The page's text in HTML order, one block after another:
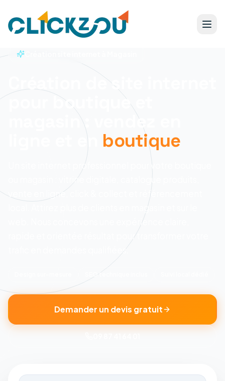
Création de site internet
pour boutique et
magasin : vendez en
ligne et en
boutique
Un site internet professionnel pour votre boutique
ou magasin : vitrine digitale, catalogue produits,
vente en ligne, click & collect et référencement
local. Attirez plus de clients en magasin et sur le
Nous concevons une expérience claire,
rapide et orientée résultat pour transformer votre
trafic en demandes qualifiées.
SEO technique inclus
Demander un devis gratuit